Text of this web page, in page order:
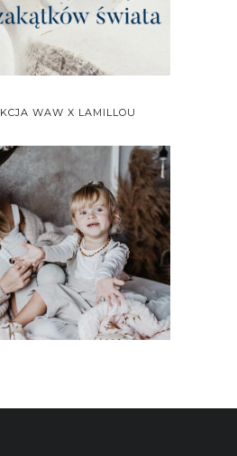
WAW X LAMILLOU